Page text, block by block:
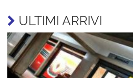
ULTIMI ARRIVI